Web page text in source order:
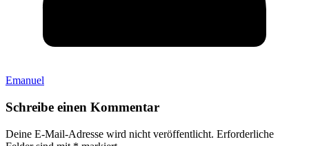
Emanuel
Schreibe einen Kommentar
Deine E-Mail-Adresse wird nicht veröffentlicht. Erforderliche